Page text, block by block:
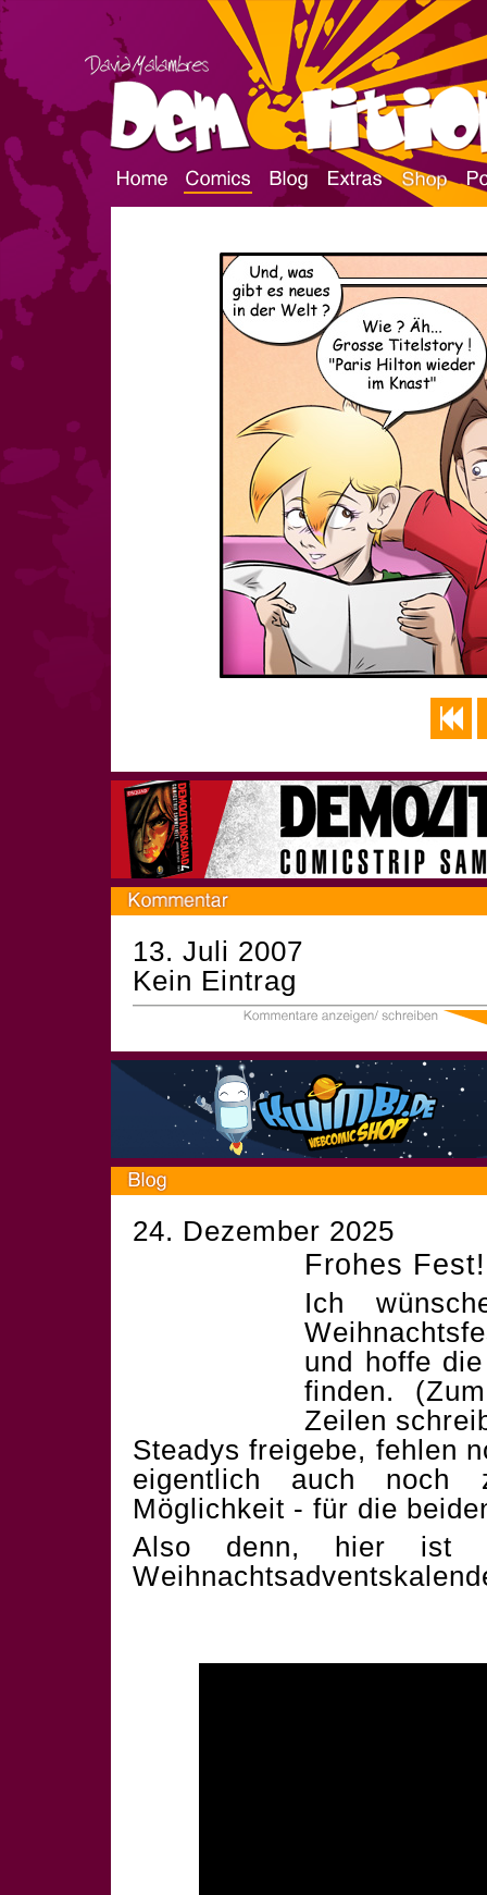
13. Juli 2007
Kein Eintrag
24. Dezember 2025
Frohes Fest!
Ich
und hoffe
finden.
Zeilen
Steadys freigebe, fehlen
eigentlich auch noch
Möglichkeit - für die
Also denn, hier ist